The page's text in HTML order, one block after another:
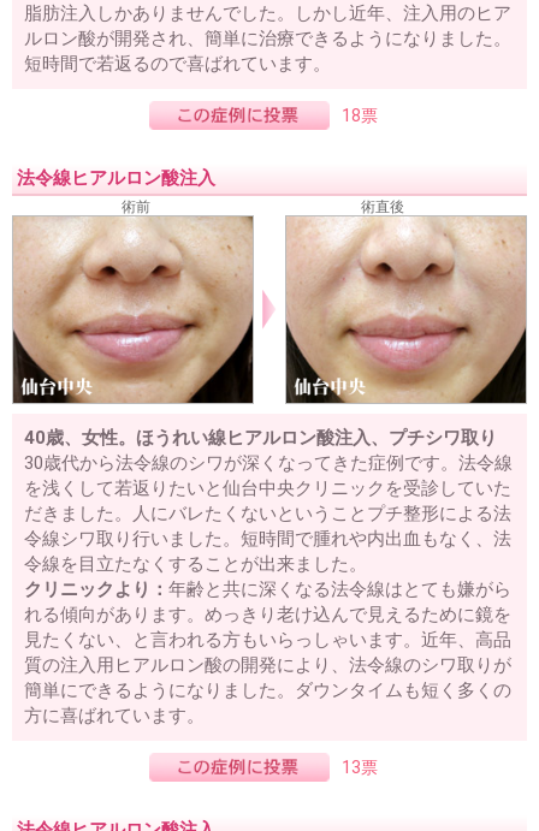
脂肪注入しかありませんでした。しかし近年、注入用のヒア
ルロン酸が開発され、簡単に治療できるようになりました。
短時間で若返るので喜ばれています。
18票
法令線ヒアルロン酸注入
術前 術直後
40歳、女性。ほうれい線ヒアルロン酸注入、プチシワ取り
30歳代から法令線のシワが深くなってきた症例です。法令線
を浅くして若返りたいと仙台中央クリニックを受診していた
だきました。人にバレたくないということプチ整形による法
令線シワ取り行いました。短時間で腫れや内出血もなく、法
令線を目立たなくすることが出来ました。
クリニックより： 年齢と共に深くなる法令線はとても嫌がら
れる傾向があります。めっきり老け込んで見えるために鏡を
見たくない、と言われる方もいらっしゃいます。近年、高品
質の注入用ヒアルロン酸の開発により、法令線のシワ取りが
簡単にできるようになりました。ダウンタイムも短く多くの
方に喜ばれています。
13票